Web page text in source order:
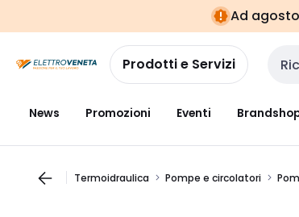
navigazionealla
pagina
Ad
Prodotti e Servizi
News Promozioni Eventi
Termoidraulica Pompe e circolatori